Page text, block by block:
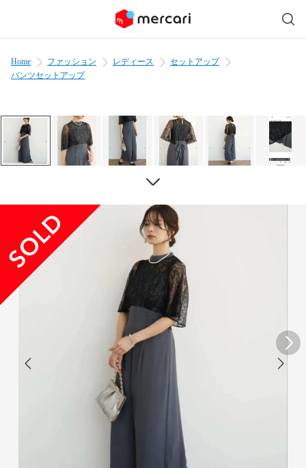
Home ファッション レディース
セットアップ
パンツセットアップ